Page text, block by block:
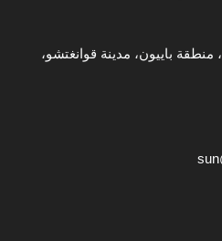
باييون، مدينة قوانغتشو،